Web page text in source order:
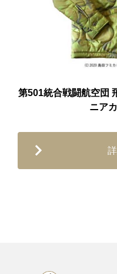
第501統合戦闘航空団
ニア